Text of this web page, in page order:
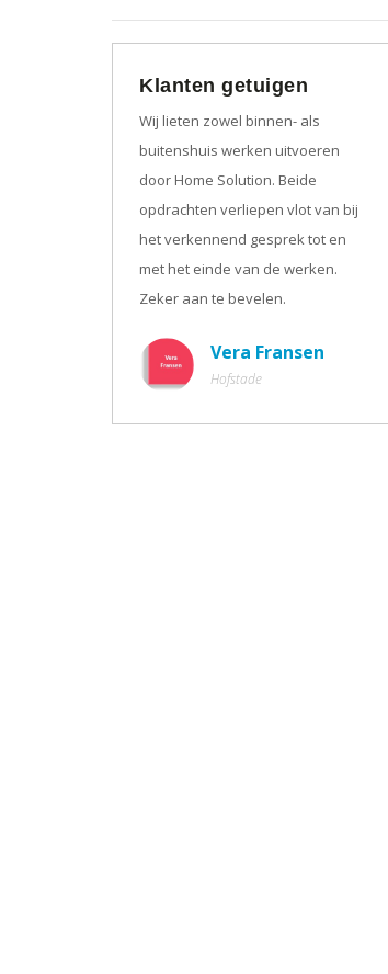
Klanten getuigen
Wij lieten zowel binnen- als
buitenshuis werken uitvoeren
door Home Solution. Beide
opdrachten verliepen vlot van bij
het verkennend gesprek tot en
met het einde van de werken.
Zeker aan te bevelen.
Vera Fransen
Hofstade